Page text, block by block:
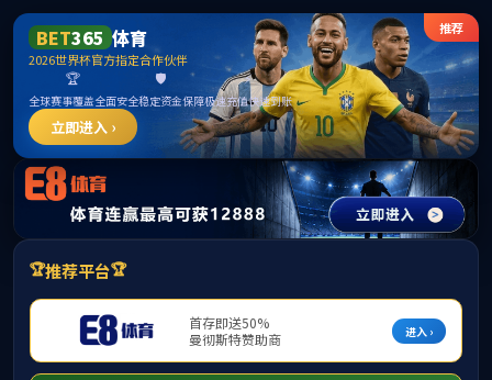
ylzzcom永利总站 - 线路检测中心
ENGLISH
新闻公告
ylzzcom永利总站材料科学与工程学科2026年
春季博士生招生考核成绩及拟录取名单
发布者：李钊 发布时间：2026-05-20 浏览次数： 10